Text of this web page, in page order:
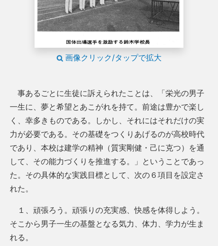
画像クリック/タップで拡大
事あるごとに生徒に訴えられたことは、「栄光の男子
一生に、夢と希望とあこがれを持て。前途は豊かで楽し
く、幸多きものである。しかし、それにはそれだけの実
力が必要である。その基礎をつくりあげるのが高校時代
であり、本校は建学の精神（質実剛健・己に克つ）を通
して、その能力づくりを推進する。」ということであっ
た。その具体的な実践目標として、次の６項目を設定さ
れた。
１、頑張ろう。頑張りの充実感、快感を体得しよう。
そこから男子一生の基盤となる気力、体力、学力が生ま
れる。